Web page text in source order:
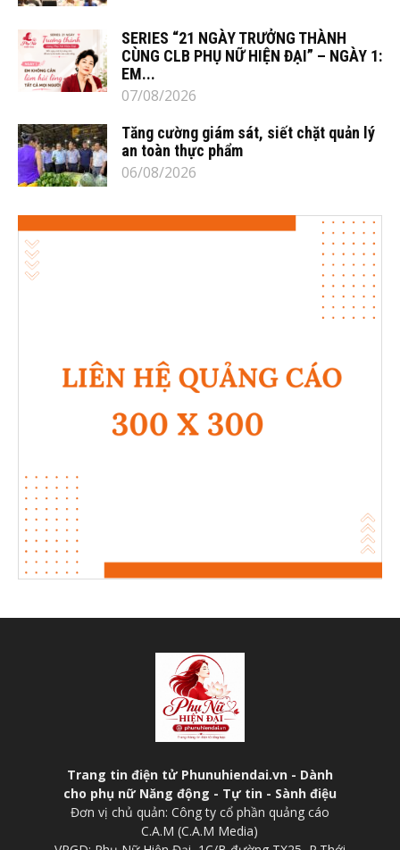
SERIES “21 NGÀY TRƯỞNG THÀNH
CÙNG CLB PHỤ NỮ HIỆN ĐẠI” – NGÀY 1:
EM...
07/08/2026
Tăng cường giám sát, siết chặt quản lý
an toàn thực phẩm
06/08/2026
Trang tin điện tử Phunuhiendai.vn - Dành
cho phụ nữ Năng động - Tự tin - Sành điệu
Đơn vị chủ quản: Công ty cổ phần quảng cáo
C.A.M (C.A.M Media)